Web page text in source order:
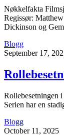
Nøkkelfakta
Regissør:
Dickinson og
Blogg
September 17,
Rollebesetningen
Serien har en
Blogg
October 11, 2025